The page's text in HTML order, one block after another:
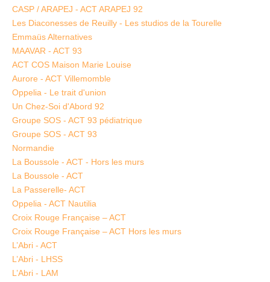
CASP / ARAPEJ - ACT ARAPEJ 92
Les Diaconesses de Reuilly - Les studios de la Tourelle
Emmaüs Alternatives
MAAVAR - ACT 93
ACT COS Maison Marie Louise
Aurore - ACT Villemomble
Oppelia - Le trait d'union
Un Chez-Soi d'Abord 92
Groupe SOS - ACT 93 pédiatrique
Groupe SOS - ACT 93
Normandie
La Boussole - ACT - Hors les murs
La Boussole - ACT
La Passerelle- ACT
Oppelia - ACT Nautilia
Croix Rouge Française – ACT
Croix Rouge Française – ACT Hors les murs
L’Abri - ACT
L’Abri - LHSS
L’Abri - LAM